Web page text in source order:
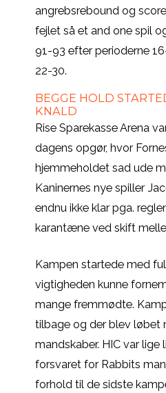
angrebsrebound og
fejlet så et and one spil
91-93 efter perioderne
22-30.
BEGGE HOLD
KNALD
Rise Sparekasse Arena
dagens opgør, hvor
hjemmeholdet sad ude
Kaninernes nye spiller
endnu ikke klar pga.
karantæne ved skift
Kampen startede med
vigtigheden kunne
mange fremmødte.
tilbage og der blev løbet
mandskaber. HIC var lige
forsvaret for Rabbits
forhold til de sidste